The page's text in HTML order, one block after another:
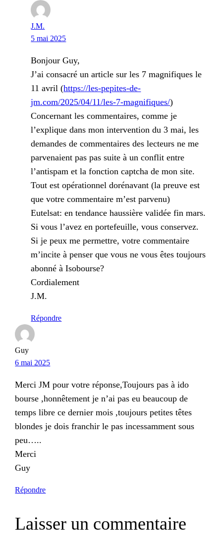
J.M.
5 mai 2025
Bonjour Guy,
J’ai consacré un article sur les 7 magnifiques le
11 avril (https://les-pepites-de-
jm.com/2025/04/11/les-7-magnifiques/)
Concernant les commentaires, comme je
l’explique dans mon intervention du 3 mai, les
demandes de commentaires des lecteurs ne me
parvenaient pas pas suite à un conflit entre
l’antispam et la fonction captcha de mon site.
Tout est opérationnel dorénavant (la preuve est
que votre commentaire m’est parvenu)
Eutelsat: en tendance haussière validée fin mars.
Si vous l’avez en portefeuille, vous conservez.
Si je peux me permettre, votre commentaire
m’incite à penser que vous ne vous êtes toujours
abonné à Isobourse?
Cordialement
J.M.
Répondre
Guy
6 mai 2025
Merci JM pour votre réponse,Toujours pas à ido
bourse ,honnêtement je n’ai pas eu beaucoup de
temps libre ce dernier mois ,toujours petites têtes
blondes je dois franchir le pas incessamment sous
peu…..
Merci
Guy
Répondre
Laisser un commentaire